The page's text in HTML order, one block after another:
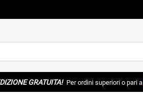
GRATUITA! Per ordini superiori o pari a